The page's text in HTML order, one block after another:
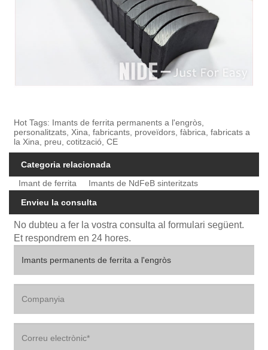
Hot Tags: Imants de ferrita permanents a l'engròs,
personalitzats, Xina, fabricants, proveïdors, fàbrica, fabricats a
la Xina, preu, cotització, CE
Categoria relacionada
Imant de ferrita
Imants de NdFeB sinteritzats
Envieu la consulta
No dubteu a fer la vostra consulta al formulari següent.
Et respondrem en 24 hores.